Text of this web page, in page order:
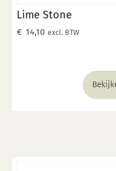
Lime Stone
€ 14,10 excl. BTW